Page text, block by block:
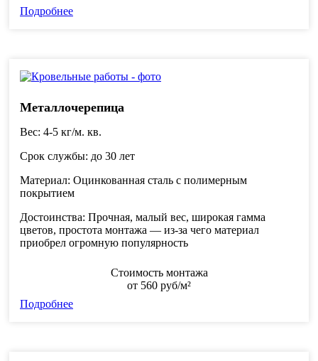
Подробнее
Металлочерепица
Вес: 4-5 кг/м. кв.
Срок службы: до 30 лет
Материал: Оцинкованная сталь c полимерным
покрытием
Достоинства: Прочная, малый вес, широкая гамма
цветов, простота монтажа — из-за чего материал
приобрел огромную популярность
Стоимость монтажа
от 560 руб/м²
Подробнее